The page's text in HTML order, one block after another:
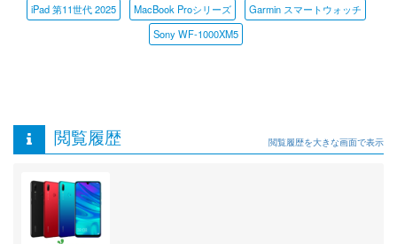
iPad 第11世代 2025
MacBook Proシリーズ
Garmin スマートウォッチ
Sony WF-1000XM5
閲覧履歴 閲覧履歴を大きな画面で表示